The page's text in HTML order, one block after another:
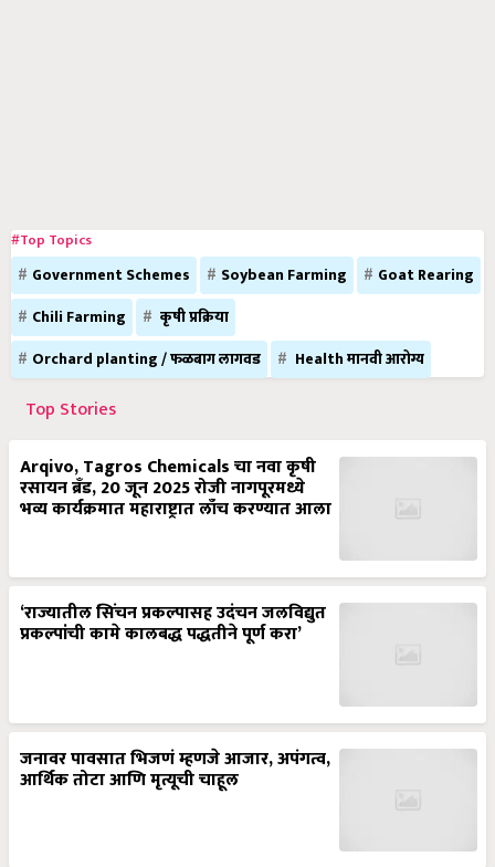
#Top Topics
Government Schemes Soybean Farming
Goat Rearing
Chili Farming
कृषी प्रक्रिया
Orchard planting / फळबाग लागवड
Health मानवी आरोग्य
Top Stories
Arqivo, Tagros Chemicals चा नवा कृषी
रसायन ब्रँड, 20 जून 2025 रोजी नागपूरमध्ये
भव्य कार्यक्रमात महाराष्ट्रात लाँच करण्यात आला
‘राज्यातील सिंचन प्रकल्पासह उदंचन जलविद्युत
प्रकल्पांची कामे कालबद्ध पद्धतीने पूर्ण करा’
जनावर पावसात भिजणं म्हणजे आजार, अपंगत्व,
आर्थिक तोटा आणि मृत्यूची चाहूल